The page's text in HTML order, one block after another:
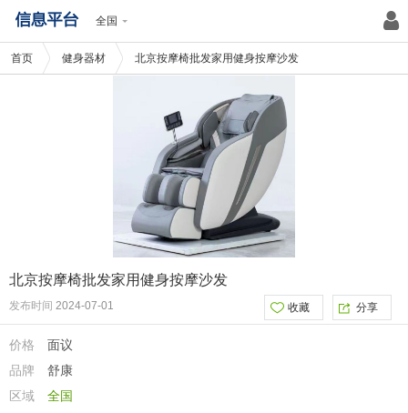
全国
首页 健身器材 北京按摩椅批发家用健身按摩沙发
北京按摩椅批发家用健身按摩沙发
发布时间 2024-07-01 收藏 分享
价格
面议
品牌
舒康
区域
全国